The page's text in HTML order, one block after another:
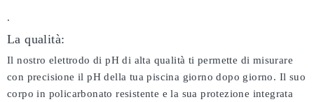
.
La qualità:
Il nostro elettrodo di pH di alta qualità ti permette di misurare
con precisione il pH della tua piscina giorno dopo giorno. Il suo
corpo in policarbonato resistente e la sua protezione integrata